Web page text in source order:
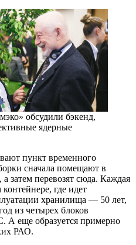
обсудили бэкенд,
ядерные
пункт временного
сначала помещают в
затем перевозят сюда. Каждая
где идет
хранилища — 50 лет,
из четырех блоков
еще образуется примерно
РАО.